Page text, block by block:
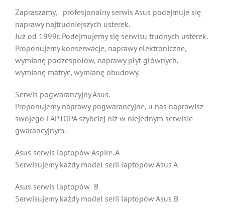
Zapraszamy, profesjonalny serwis Asus podejmuje się
naprawy najtrudniejszych usterek.
Już od 1999r. Podejmujemy się serwisu trudnych usterek.
Proponujemy konserwacje, naprawy elektroniczne,
wymianę podzespołów, naprawy płyt głównych,
wymianę matryc, wymianę obudowy.
Serwis pogwarancyjny Asus.
Proponujemy naprawy pogwarancyjne, u nas naprawisz
swojego LAPTOPA szybciej niż w niejednym serwisie
gwarancyjnym.
Asus serwis laptopów Aspire. A
Serwisujemy każdy model serii laptopów Asus A
Asus serwis laptopów B
Serwisujemy każdy model serii laptopów Asus B